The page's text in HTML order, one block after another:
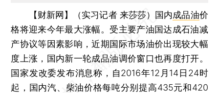
【财新网】（实习记者 来莎莎） 国内成品油价
格将迎来今年最大涨幅。受主要产油国达成石油减
产协议等因素影响，近期国际市场油价出现较大幅
度上涨，国内新一轮成品油调价窗口也再度打开。
国家发改委发布消息称，自2016年12月14日24时
起，国内汽、柴油价格每吨分别提高435元和420